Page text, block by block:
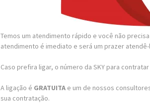
Temos um atendimento rápido e você não
atendimento é imediato e será um prazer
Caso prefira ligar, o número da SKY para
A ligação é GRATUITA e um de nossos
sua contratação.